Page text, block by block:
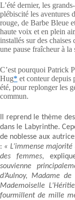
L’été dernier, les
plébiscité les aventures
rouge, de Barbe Bleue
haute voix et en plein
installés sur des
une pause fraîcheur à
C’est pourquoi Patrick
Hug* et conteur depuis
été, pour replonger les
commun.
Il reprend le thème
dans le Labyrinthe.
de noblesse aux
: « L’immense
des femmes,
souvienne
d’Aulnoy, Madame
Mademoiselle
fourmillent de mille